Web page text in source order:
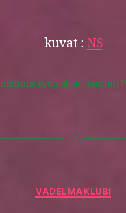
kuvat : NS
octopus syng alive, teatteri
Categories
VADELMAKLUBI